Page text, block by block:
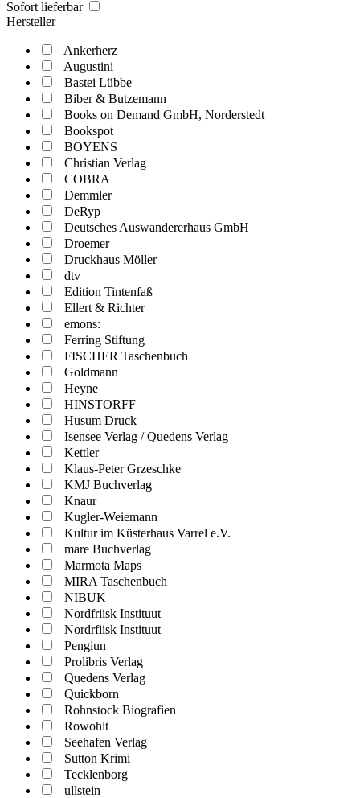
Sofort lieferbar
Hersteller
Ankerherz
Augustini
Bastei Lübbe
Biber & Butzemann
Books on Demand GmbH, Norderstedt
Bookspot
BOYENS
Christian Verlag
COBRA
Demmler
DeRyp
Deutsches Auswandererhaus GmbH
Droemer
Druckhaus Möller
dtv
Edition Tintenfaß
Ellert & Richter
emons:
Ferring Stiftung
FISCHER Taschenbuch
Goldmann
Heyne
HINSTORFF
Husum Druck
Isensee Verlag / Quedens Verlag
Kettler
Klaus-Peter Grzeschke
KMJ Buchverlag
Knaur
Kugler-Weiemann
Kultur im Küsterhaus Varrel e.V.
mare Buchverlag
Marmota Maps
MIRA Taschenbuch
NIBUK
Nordfriisk Instituut
Nordrfiisk Instituut
Pengiun
Prolibris Verlag
Quedens Verlag
Quickborn
Rohnstock Biografien
Rowohlt
Seehafen Verlag
Sutton Krimi
Tecklenborg
ullstein